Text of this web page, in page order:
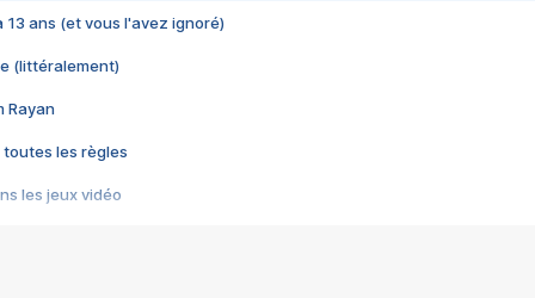
13 ans (et vous l'avez ignoré)
(littéralement)
Rayan
toutes les règles
les jeux vidéo